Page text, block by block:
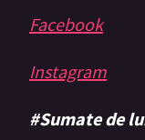
Facebook
Instagram
#Sumate de